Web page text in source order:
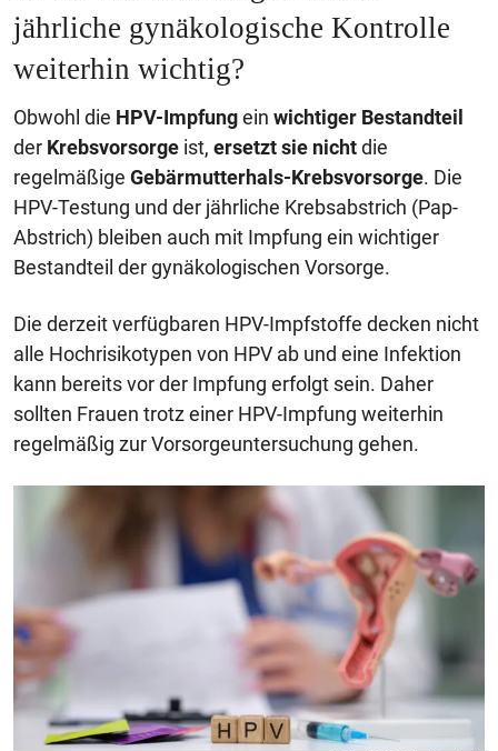
jährliche gynäkologische Kontrolle
weiterhin wichtig?
Obwohl die HPV-Impfungein wichtiger Bestandteil
der Krebsvorsorge ist, ersetzt sie nichtdie
regelmäßige Gebärmutterhals-Krebsvorsorge. Die
HPV-Testung und der jährliche Krebsabstrich (Pap-
Abstrich) bleiben auch mit Impfung ein wichtiger
Bestandteil der gynäkologischen Vorsorge.
Die derzeit verfügbaren HPV-Impfstoffe decken nicht
alle Hochrisikotypen von HPV ab und eine Infektion
kann bereits vor der Impfung erfolgt sein. Daher
sollten Frauen trotz einer HPV-Impfung weiterhin
regelmäßig zur Vorsorgeuntersuchung gehen.